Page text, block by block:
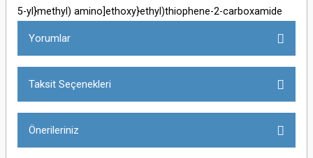
5-yl}methyl) amino]ethoxy}ethyl)thiophene-2-carboxamide
Yorumlar
Taksit Seçenekleri
Önerileriniz